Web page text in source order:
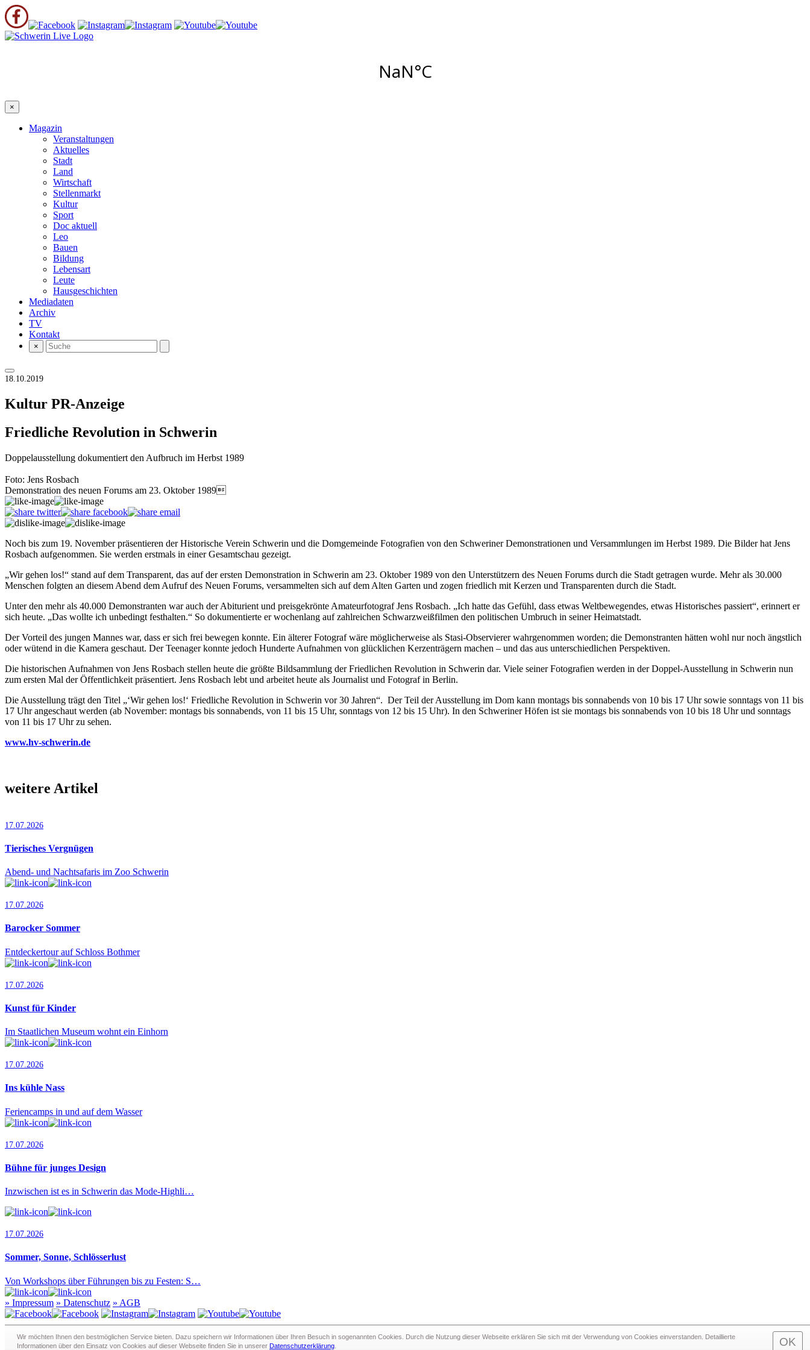
×
Magazin
Veranstaltungen
Aktuelles
Stadt
Land
Wirtschaft
Stellenmarkt
Kultur
Sport
Doc aktuell
Leo
Bauen
Bildung
Lebensart
Leute
Hausgeschichten
Mediadaten
Archiv
TV
Kontakt
×
18.10.2019
Kultur PR-Anzeige
Friedliche Revolution in Schwerin
Doppelausstellung dokumentiert den Aufbruch im Herbst 1989
Foto: Jens Rosbach
Demonstration des neuen Forums am 23. Oktober 1989
Noch bis zum 19. November präsentieren der Historische Verein Schwerin und die Domgemeinde Fotografien von den Schweriner Demonstrationen und Versammlungen im Herbst 1989. Die Bilder hat Jens
Rosbach aufgenommen. Sie werden erstmals in einer Gesamtschau gezeigt.
„Wir gehen los!“ stand auf dem Transparent, das auf der ersten Demonstration in Schwerin am 23. Oktober 1989 von den Unterstützern des Neuen Forums durch die Stadt getragen wurde. Mehr als 30.000
Menschen folgten an diesem Abend dem Aufruf des Neuen Forums, versammelten sich auf dem Alten Garten und zogen friedlich mit Kerzen und Transparenten durch die Stadt.
Unter den mehr als 40.000 Demonstranten war auch der Abiturient und preisgekrönte Amateurfotograf Jens Rosbach. „Ich hatte das Gefühl, dass etwas Weltbewegendes, etwas Historisches passiert“, erinnert er
sich heute. „Das wollte ich unbedingt festhalten.“ So dokumentierte er wochenlang auf zahlreichen Schwarzweißfilmen den politischen Umbruch in seiner Heimatstadt.
Der Vorteil des jungen Mannes war, dass er sich frei bewegen konnte. Ein älterer Fotograf wäre möglicherweise als Stasi-Observierer wahrgenommen worden; die Demonstranten hätten wohl nur noch ängstlich
oder wütend in die Kamera geschaut. Der Teenager konnte jedoch Hunderte Aufnahmen von glücklichen Kerzenträgern machen – und das aus unterschiedlichen Perspektiven.
Die historischen Aufnahmen von Jens Rosbach stellen heute die größte Bildsammlung der Friedlichen Revolution in Schwerin dar. Viele seiner Fotografien werden in der Doppel-Ausstellung in Schwerin nun
zum ersten Mal der Öffentlichkeit präsentiert. Jens Rosbach lebt und arbeitet heute als Journalist und Fotograf in Berlin.
Die Ausstellung trägt den Titel „‘Wir gehen los!‘ Friedliche Revolution in Schwerin vor 30 Jahren“. Der Teil der Ausstellung im Dom kann montags bis sonnabends von 10 bis 17 Uhr sowie sonntags von 11 bis
17 Uhr angeschaut werden (ab November: montags bis sonnabends, von 11 bis 15 Uhr, sonntags von 12 bis 15 Uhr). In den Schweriner Höfen ist sie montags bis sonnabends von 10 bis 18 Uhr und sonntags
von 11 bis 17 Uhr zu sehen.
www.hv-schwerin.de
weitere Artikel
17.07.2026
Tierisches Vergnügen
Abend- und Nachtsafaris im Zoo Schwerin
17.07.2026
Barocker Sommer
Entdeckertour auf Schloss Bothmer
17.07.2026
Kunst für Kinder
Im Staatlichen Museum wohnt ein Einhorn
17.07.2026
Ins kühle Nass
Feriencamps in und auf dem Wasser
17.07.2026
Bühne für junges Design
Inzwischen ist es in Schwerin das Mode-Highli…
17.07.2026
Sommer, Sonne, Schlösserlust
Von Workshops über Führungen bis zu Festen: S…
» Impressum » Datenschutz » AGB
Redaktion · Graf-Schack-Alle 8 · 19053 Schwerin
Telefon:0385 - 63 83 281· Fax: 0385 - 63 83 279 · Mail:redaktion@schwerin.live
Wir möchten Ihnen den bestmöglichen Service bieten. Dazu speichern wir Informationen über Ihren Besuch in sogenann­ten Cookies. Durch die Nutzung dieser Webseite erklären Sie sich mit der Verwendung von Cookies einverstanden. Detaillierte
Informationen über den Einsatz von Cookies auf dieser Webseite finden Sie in unserer Datenschutzerklärung OK